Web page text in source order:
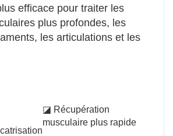
efficace pour traiter les
plus profondes, les
les articulations et les
◪ Récupération
musculaire plus rapide